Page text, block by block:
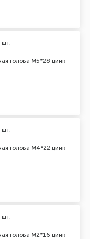
голова М5*28 цинк
шт.
голова М4*22 цинк
шт.
голова М2*16 цинк
шт.